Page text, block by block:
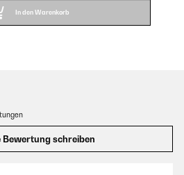
In den Warenkorb
Bewertung schreiben